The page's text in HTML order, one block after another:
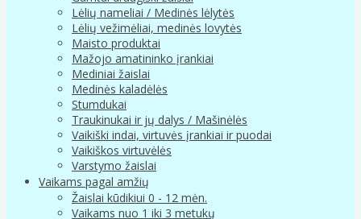
Lėlių nameliai / Medinės lėlytės
Lėlių vežimėliai, medinės lovytės
Maisto produktai
Mažojo amatininko įrankiai
Mediniai žaislai
Medinės kaladėlės
Stumdukai
Traukinukai ir jų dalys / Mašinėlės
Vaikiški indai, virtuvės įrankiai ir puodai
Vaikiškos virtuvėlės
Varstymo žaislai
Vaikams pagal amžių
Žaislai kūdikiui 0 - 12 mėn.
Vaikams nuo 1 iki 3 metukų